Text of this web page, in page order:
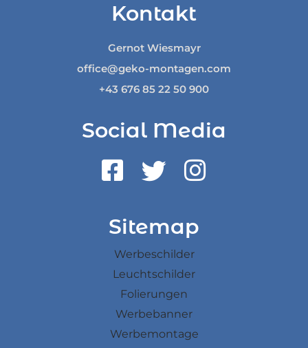
Kontakt
Gernot Wiesmayr
office@geko-montagen.com
+43 676 85 22 50 900
Social Media
Sitemap
Werbeschilder
Leuchtschilder
Folierungen
Werbebanner
Werbemontage